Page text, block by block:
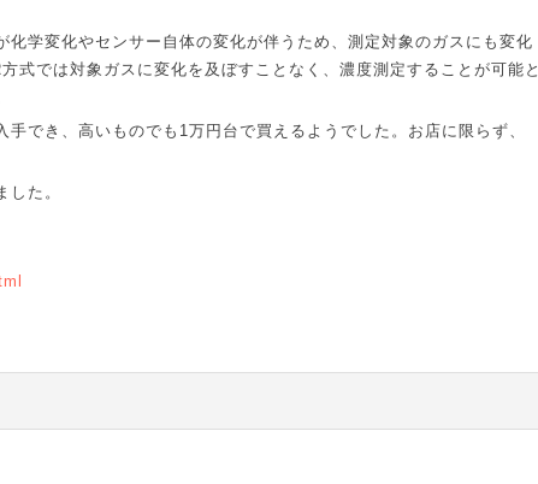
学変化やセンサー自体の変化が伴うため、測定対象のガスにも変化
方式では対象ガスに変化を及ぼすことなく、濃度測定することが可能と
手でき、高いものでも 1 万円台で買えるようでした。お店に限らず、
た。